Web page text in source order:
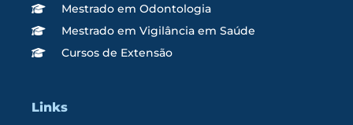
Mestrado em Odontologia
Mestrado em Vigilância em Saúde
Cursos de Extensão
Links